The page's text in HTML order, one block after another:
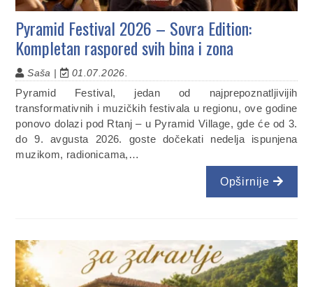
Pyramid Festival 2026 – Sovra Edition:
Kompletan raspored svih bina i zona
Saša | 01.07.2026.
Pyramid Festival, jedan od najprepoznatljivijih
transformativnih i muzičkih festivala u regionu, ove godine
ponovo dolazi pod Rtanj – u Pyramid Village, gde će od 3.
do 9. avgusta 2026. goste dočekati nedelja ispunjena
muzikom, radionicama,…
Opširnije